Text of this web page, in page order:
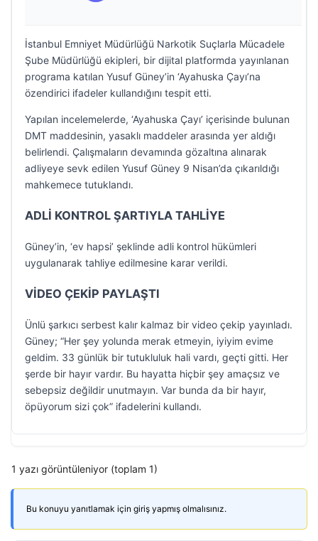
İstanbul Emniyet Müdürlüğü Narkotik Suçlarla Mücadele
Şube Müdürlüğü ekipleri, bir dijital platformda yayınlanan
programa katılan Yusuf Güney’in ‘Ayahuska Çayı’na
özendirici ifadeler kullandığını tespit etti.
Yapılan incelemelerde, ‘Ayahuska Çayı’ içerisinde bulunan
DMT maddesinin, yasaklı maddeler arasında yer aldığı
belirlendi. Çalışmaların devamında gözaltına alınarak
adliyeye sevk edilen Yusuf Güney 9 Nisan’da çıkarıldığı
mahkemece tutuklandı.
ADLİ KONTROL ŞARTIYLA TAHLİYE
Güney’in, ‘ev hapsi’ şeklinde adli kontrol hükümleri
uygulanarak tahliye edilmesine karar verildi.
VİDEO ÇEKİP PAYLAŞTI
Ünlü şarkıcı serbest kalır kalmaz bir video çekip yayınladı.
Güney; “Her şey yolunda merak etmeyin, iyiyim evime
geldim. 33 günlük bir tutukluluk hali vardı, geçti gitti. Her
şerde bir hayır vardır. Bu hayatta hiçbir şey amaçsız ve
sebepsiz değildir unutmayın. Var bunda da bir hayır,
öpüyorum sizi çok” ifadelerini kullandı.
1 yazı görüntüleniyor (toplam 1)
Bu konuyu yanıtlamak için giriş yapmış olmalısınız.